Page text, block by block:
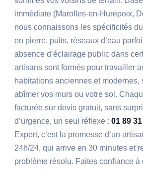
immédiate (Marolles-en-Hurepoix,
nous connaissons les spécificités
en pierre, puits, réseaux d’eau
absence d’éclairage public dans
artisans sont formés pour travailler
habitations anciennes et modernes,
abîmer vos murs ou votre sol.
facturée sur devis gratuit, sans
d’urgence, un seul réflexe :01 89
Expert, c’est la promesse d’un
24h/24, qui arrive en 30 minutes et
problème résolu. Faites confiance à